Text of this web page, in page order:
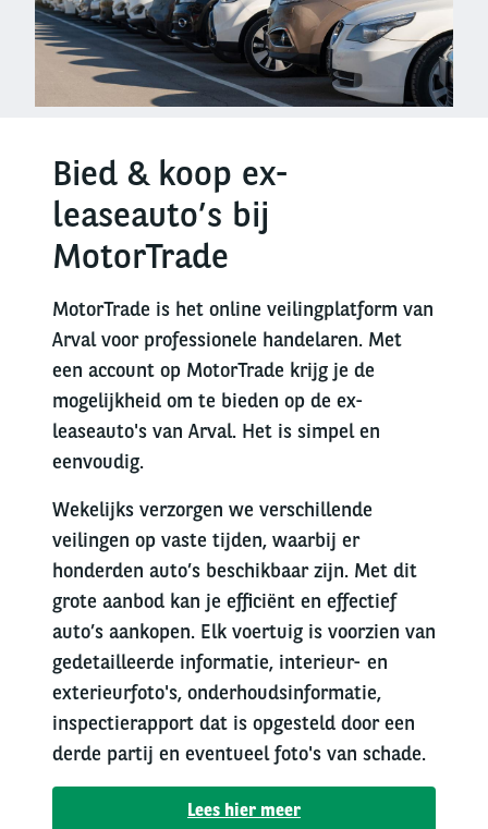
Bied & koop ex-
leaseauto’s bij
MotorTrade
MotorTrade is het online veilingplatform van
Arval voor professionele handelaren. Met
een account op MotorTrade krijg je de
mogelijkheid om te bieden op de ex-
leaseauto's van Arval. Het is simpel en
eenvoudig.
Wekelijks verzorgen we verschillende
veilingen op vaste tijden, waarbij er
honderden auto’s beschikbaar zijn. Met dit
grote aanbod kan je efficiënt en effectief
auto’s aankopen. Elk voertuig is voorzien van
gedetailleerde informatie, interieur- en
exterieurfoto's, onderhoudsinformatie,
inspectierapport dat is opgesteld door een
derde partij en eventueel foto's van schade.
Lees hier meer